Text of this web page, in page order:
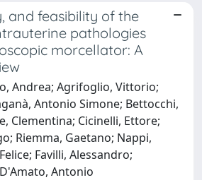
and feasibility of the
pathologies
morcellator: A
Andrea; Agrifoglio, Vittorio;
Antonio Simone; Bettocchi,
Clementina; Cicinelli, Ettore;
Riemma, Gaetano; Nappi,
Favilli, Alessandro;
Antonio